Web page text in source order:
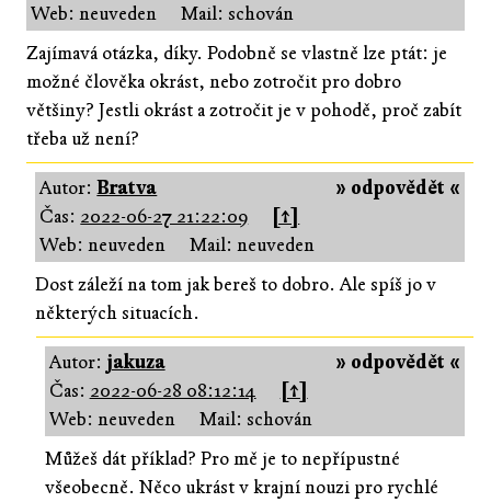
Web: neuveden
Mail: schován
Zajímavá otázka, díky. Podobně se vlastně lze ptát: je
možné člověka okrást, nebo zotročit pro dobro
většiny? Jestli okrást a zotročit je v pohodě, proč zabít
třeba už není?
» odpovědět «
Autor:Bratva
Čas: 2022-06-27 21:22:09
[↑]
Web: neuveden
Mail: neuveden
Dost záleží na tom jak bereš to dobro. Ale spíš jo v
některých situacích.
» odpovědět «
Autor: jakuza
Čas: 2022-06-28 08:12:14
[↑]
Web: neuveden
Mail: schován
Můžeš dát příklad? Pro mě je to nepřípustné
všeobecně. Něco ukrást v krajní nouzi pro rychlé